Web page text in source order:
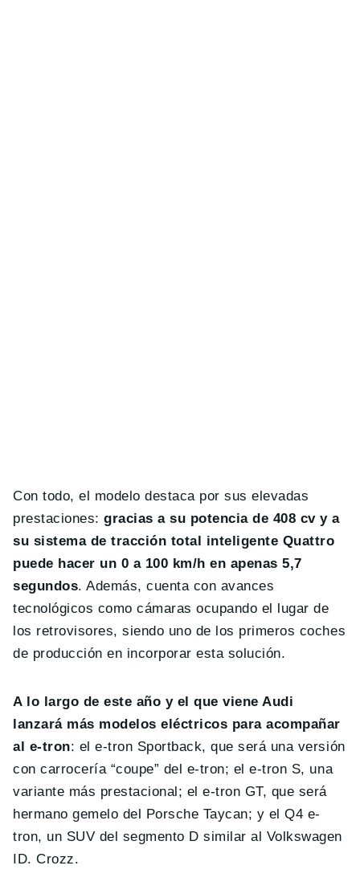
Con todo, el modelo destaca por sus elevadas
prestaciones:gracias a su potencia de 408 cv y a
su sistema de tracción total inteligente Quattro
puede hacer un 0 a 100 km/h en apenas 5,7
segundos. Además, cuenta con avances
tecnológicos como cámaras ocupando el lugar de
los retrovisores, siendo uno de los primeros coches
de producción en incorporar esta solución.
A lo largo de este año y el que viene Audi
lanzará más modelos eléctricos para acompañar
al e-tron: el e-tron Sportback, que será una versión
con carrocería “coupe” del e-tron; el e-tron S, una
variante más prestacional; el e-tron GT, que será
hermano gemelo del Porsche Taycan; y el Q4 e-
tron, un SUV del segmento D similar al Volkswagen
ID. Crozz.